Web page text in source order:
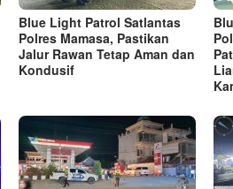
Blue Light Patrol Satlantas
Polres Mamasa, Pastikan
Jalur Rawan Tetap Aman dan
Kondusif